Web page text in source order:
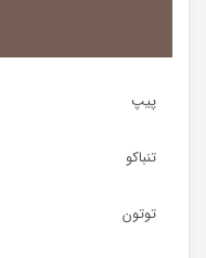
پیپ
تنباکو
توتون